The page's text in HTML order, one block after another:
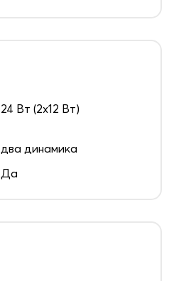
24 Вт (2х12 Вт)
два динамика
Да